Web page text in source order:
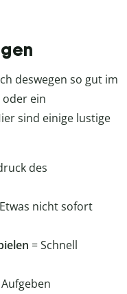
deswegen so gut im
oder ein
sind einige lustige
des
nicht sofort
= Schnell
Aufgeben